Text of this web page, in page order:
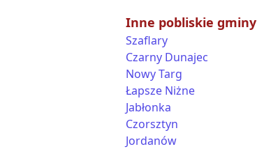
Inne pobliskie gminy
Szaflary
Czarny Dunajec
Nowy Targ
Łapsze Niżne
Jabłonka
Czorsztyn
Jordanów